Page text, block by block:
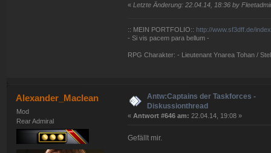
« Letzte Änderung: 22.04.14, 18:36 by
:: MEIN PORTFOLIO:: http://www.sf3dff.de/
- Si vis pacem para bellum -
RPG Charakter: - Lieutenant Ynarea Tohan /
Alexander_Maclean
Mod
Rear Admiral
Antw:Captains der Taskforces -
Diskussionthread
« Antwort #646 am: 22.04.14, 19:08 »
Gefällt mir.